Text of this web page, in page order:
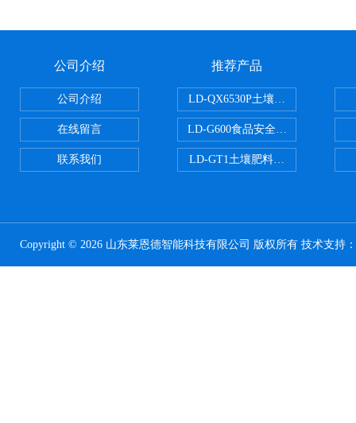
公司介绍
公司介绍
在线留言
联系我们
推荐产品
LD-QX6530P土壤氧化还原电位检
LD-G600食品安全检测仪
LD-GT1土壤肥料养分检测仪
Copyright © 2026 山东莱恩德智能科技有限公司 版权所有 技术支持：